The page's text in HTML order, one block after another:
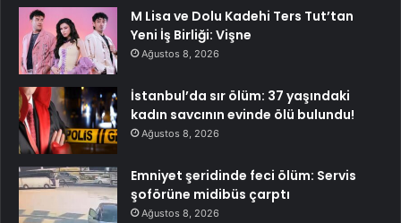
M Lisa ve Dolu Kadehi Ters Tut’tan
Yeni İş Birliği: Vişne
Ağustos 8, 2026
İstanbul’da sır ölüm: 37 yaşındaki
kadın savcının evinde ölü bulundu!
Ağustos 8, 2026
Emniyet şeridinde feci ölüm: Servis
şoförüne midibüs çarptı
Ağustos 8, 2026